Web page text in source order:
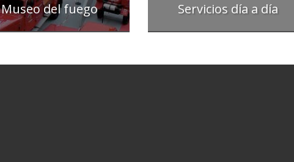
Museo del fuego Servicios día a día